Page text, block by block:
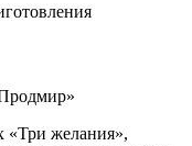
«Три желания»,